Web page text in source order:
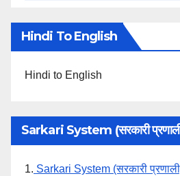
Hindi To English
Hindi to English
Sarkari System (सरकारी
1. Sarkari System (सरकारी